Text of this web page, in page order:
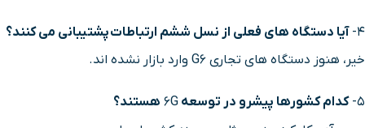
4- آیا دستگاه های فعلی از نسل ششم ارتباطاتپشتیبانی می کنند؟
خیر، هنوز دستگاه های تجاری G6 وارد بازار نشده اند.
5- کدام کشورها پیشرو در توسعه 6G هستند؟